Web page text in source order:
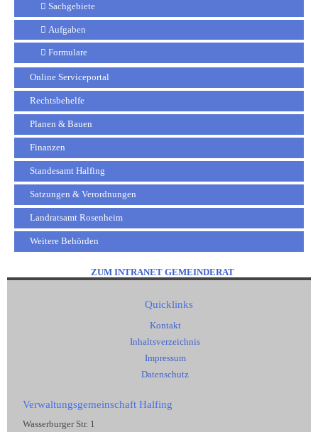
Sachgebiete
Aufgaben
Formulare
Online Serviceportal
Rechtsbehelfe
Planen & Bauen
Finanzen
Standesamt Halfing
Satzungen & Verordnungen
Landratsamt Rosenheim
Weitere Behörden
ZUM INTRANET GEMEINDERAT
Quicklinks
Kontakt
Inhaltsverzeichnis
Impressum
Datenschutz
Verwaltungsgemeinschaft Halfing
Wasserburger Str. 1